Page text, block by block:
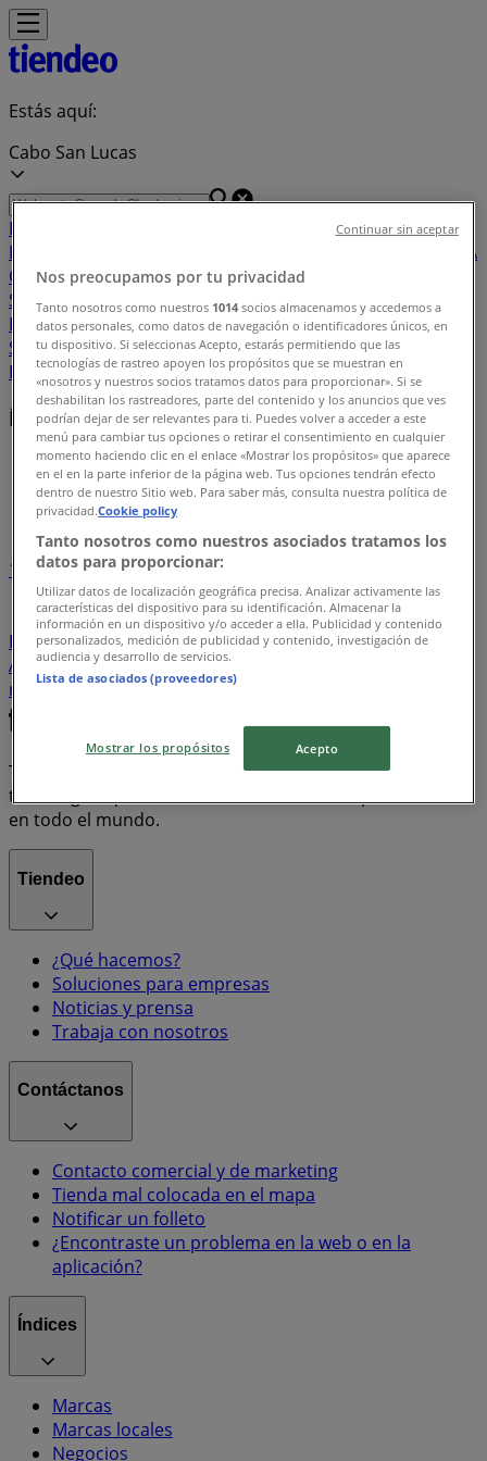
Estás aquí:
Cabo San Lucas
Destacados
Departamentales
El Regreso A
Clases HogarFarmacias y
SaludElectrónicaFerreteríasSalud y
BellezaRestaurantesAutosBancos y
ServiciosDeporteLibrerías y PapeleríasOcioNiños
EntretenimientoÓpticas
Índice de ofertas en Cabo San Lucas
Tiendeo en Cabo San Lucas»
Índice de ofertas
1
Supermercados
Tiendas Departamentales
Farmacias y Salud
Bancos y Servicios
Ropa, Zapatos y
Accesorios
Electrónica Hogar
refrigeradores
lavadoras
Tiendeo forma parte de Shopfully, la empresa
tecnológica que está reinventando las compras locales
en todo el mundo.
Tiendeo
¿Qué hacemos?
Soluciones para empresas
Noticias y prensa
Trabaja con nosotros
Contáctanos
Contacto comercial y de marketing
Tienda mal colocada en el mapa
Notificar un folleto
¿Encontraste un problema en la web o en la
aplicación?
Índices
Marcas
Marcas locales
Negocios
Nos preocupamos por tu privacidad
Tanto nosotros como nuestros 1014 socios almacenamos y accedemos a
datos personales, como datos de navegación o identificadores únicos, en
tu dispositivo. Si seleccionas Acepto, estarás permitiendo que las
tecnologías de rastreo apoyen los propósitos que se muestran en
«nosotros y nuestros socios tratamos datos para proporcionar». Si se
deshabilitan los rastreadores, parte del contenido y los anuncios que ves
podrían dejar de ser relevantes para ti. Puedes volver a acceder a este
menú para cambiar tus opciones o retirar el consentimiento en cualquier
momento haciendo clic en el enlace «Mostrar los propósitos» que aparece
en el en la parte inferior de la página web. Tus opciones tendrán efecto
dentro de nuestro Sitio web. Para saber más, consulta nuestra política de
privacidad.Cookie policy
Tanto nosotros como nuestros asociados tratamos los
datos para proporcionar:
Utilizar datos de localización geográfica precisa. Analizar activamente las
características del dispositivo para su identificación. Almacenar la
información en un dispositivo y/o acceder a ella. Publicidad y contenido
personalizados, medición de publicidad y contenido, investigación de
audiencia y desarrollo de servicios.
Lista de asociados (proveedores)
Mostrar los propósitos Acepto
Continuar sin aceptar